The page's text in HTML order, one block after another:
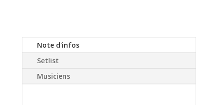
Note d'infos
Setlist
Musiciens